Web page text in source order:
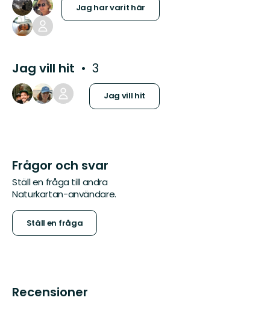
Jag har varit här
Jag vill hit 3
Jag vill hit
Frågor och svar
Ställ en fråga till andra
Naturkartan-användare.
Ställ en fråga
Recensioner